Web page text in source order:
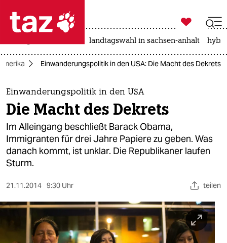
 taz zahl ich
taz zahl ich
themen
politik
öko
gesellschaft
kultur
sport
berlin

taz zahl ich
landtagswahl in sachsen-anhalt
Einwanderungspolitik in den USA: Die Macht des Dekrets
Einwanderungspolitik in den USA
Die Macht des Dekrets
Im Alleingang beschließt Barack Obama,
Immigranten für drei Jahre Papiere zu geben. Was
danach kommt, ist unklar. Die Republikaner laufen
Sturm.
21.11.2014 9:30 Uhr teilen